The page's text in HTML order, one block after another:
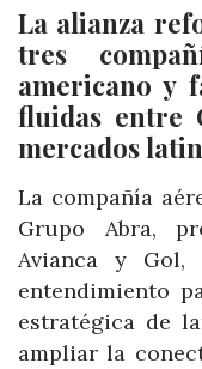
La alianza
tres
americano y
fluidas entre
mercados
La compañía
Grupo Abra,
Avianca y Gol,
entendimiento
estratégica de
ampliar la